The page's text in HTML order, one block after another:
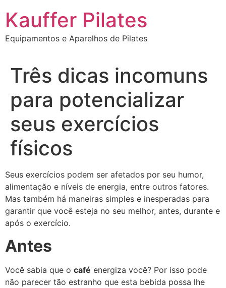
para
conteúdo
Kauffer Pilates
Equipamentos e Aparelhos de Pilates
Três dicas incomuns
para potencializar
seus exercícios
físicos
Seus exercícios podem ser afetados por seu humor,
alimentação e níveis de energia, entre outros fatores.
Mas também há maneiras simples e inesperadas para
garantir que você esteja no seu melhor, antes, durante e
após o exercício.
Antes
Você sabia que o café energiza você? Por isso pode
não parecer tão estranho que esta bebida possa lhe